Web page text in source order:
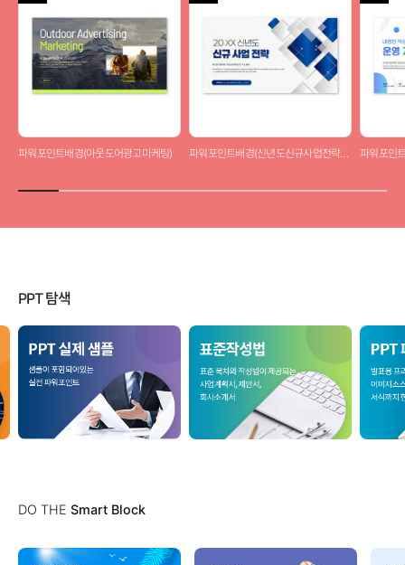
파워포인트배경(아웃도어광고마케팅) 파워포인트배경(신년도신규사업전략제안서) 파워포인
PPT 탐색
DO THE Smart Block